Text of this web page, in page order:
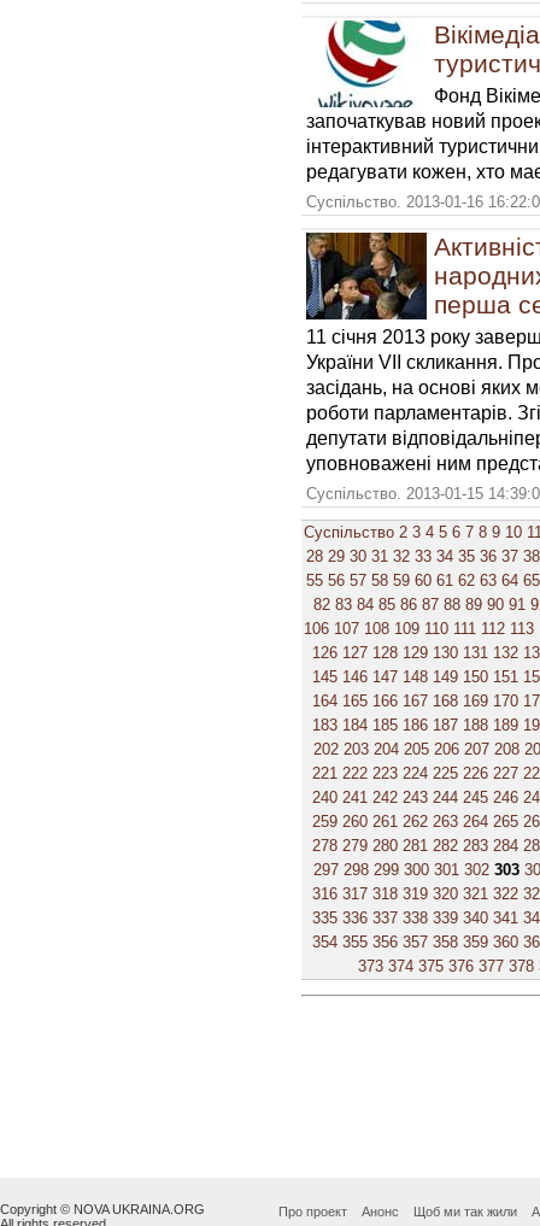
Фонд
започаткував новий
інтерактивний
редагувати кожен, хто
Суспільство. 2013-01-16
перша
11 січня 2013 року
України VII скликання.
засідань, на основі яких
роботи парламентарів.
депутати
уповноважені ним
Суспільство. 2013-01-15
Суспільство 2 3 4 5 6 7 8 9 10
28 29 30 31 32 33 34 35 36 37 38
55 56 57 58 59 60 61 62 63 64 65
82 83 84 85 86 87 88 89 90 91
106 107 108 109 110 111 112 113
126 127 128 129 130 131 132
145 146 147 148 149 150 151
164 165 166 167 168 169 170
183 184 185 186 187 188 189
202 203 204 205 206 207 208
221 222 223 224 225 226 227
240 241 242 243 244 245 246
259 260 261 262 263 264 265
278 279 280 281 282 283 284
297 298 299 300 301 302 303
316 317 318 319 320 321 322
335 336 337 338 339 340 341
354 355 356 357 358 359 360
373 374 375 376 377 378
Copyright © NOVA UKRAINA.ORG
Про проект Анонс Щоб ми так жили